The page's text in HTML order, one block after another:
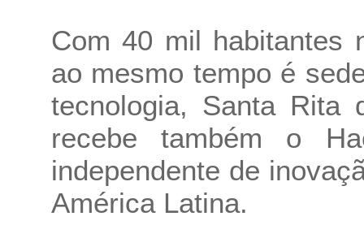
Com 40 mil habitantes
ao mesmo tempo é
tecnologia, Santa Rita
recebe também o
independente de
América Latina.